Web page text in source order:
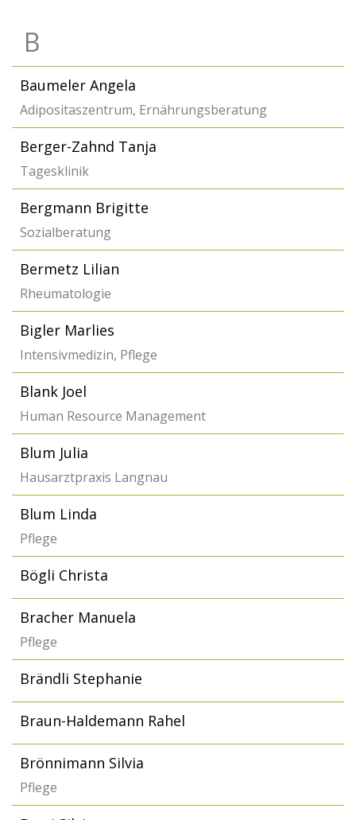
B
Baumeler Angela
Adipositaszentrum, Ernährungsberatung
Berger-Zahnd Tanja
Tagesklinik
Bergmann Brigitte
Sozialberatung
Bermetz Lilian
Rheumatologie
Bigler Marlies
Intensivmedizin, Pflege
Blank Joel
Human Resource Management
Blum Julia
Hausarztpraxis Langnau
Blum Linda
Pflege
Bögli Christa
Bracher Manuela
Pflege
Brändli Stephanie
Braun-Haldemann Rahel
Brönnimann Silvia
Pflege